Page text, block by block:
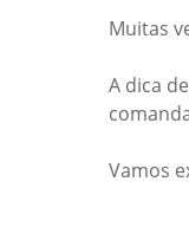
Muitas
A dica
Vamos